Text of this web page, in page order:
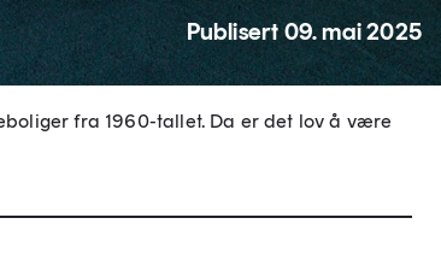
Publisert 09. mai 2025
fra 1960-tallet. Da er det lov å være